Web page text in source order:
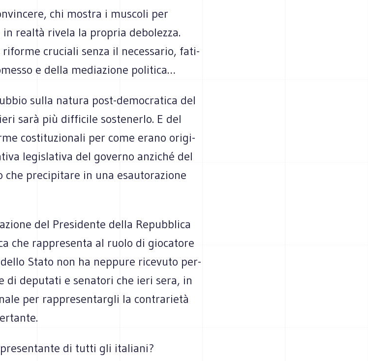
chi mostra i muscoli per
realtà rivela la pro­pria debo­lezza.
riforme cru­ciali senza il neces­sa­rio, fati­
e della media­zione politica…
sulla natura post-democratica del
sarà più dif­fi­cile soste­nerlo. E del
costi­tu­zio­nali per come erano ori­gi­
legi­sla­tiva del governo anzi­ché del
che pre­ci­pi­tare in una esau­to­ra­zione
del Pre­si­dente della Repub­blica
che rap­pre­senta al ruolo di gio­ca­tore
Stato non ha nep­pure rice­vuto per­
di depu­tati e sena­tori che ieri sera, in
per rap­pre­sen­tar­gli la con­tra­rietà
di tutti gli italiani?